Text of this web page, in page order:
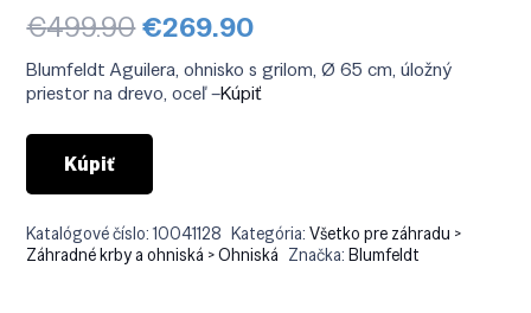
€499.90Pôvodná
cena
bola:
€499.90.
€269.90Aktuálna
je:
€269.90.
Blumfeldt Aguilera, ohnisko s grilom, Ø 65 cm, úložný
priestor na drevo, oceľ –Kúpiť
Kúpiť
Katalógové číslo:10041128 Kategória:Všetko pre záhradu >
Záhradné krby a ohniská > Ohniská Značka:Blumfeldt